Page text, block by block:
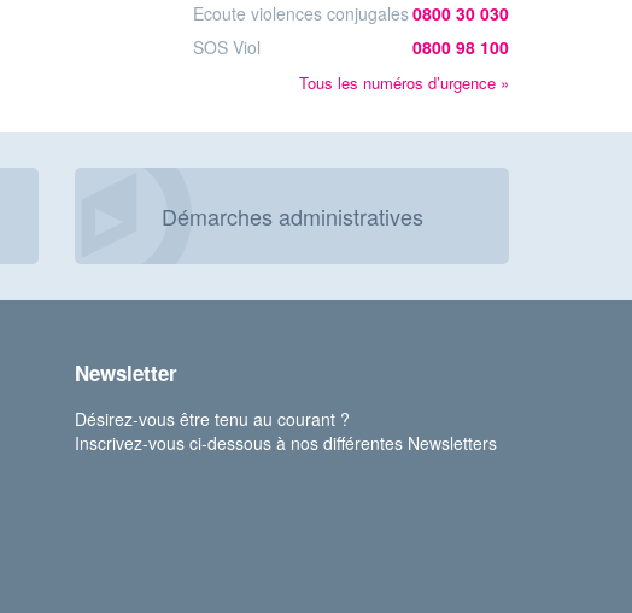
Ecoute violences conjugales0800 30 030
SOS Viol
0800 98 100
Tous les numéros d’urgence »
Démarches administratives
Newsletter
Désirez-vous être tenu au courant ?
Inscrivez-vous ci-dessous à nos différentes Newsletters